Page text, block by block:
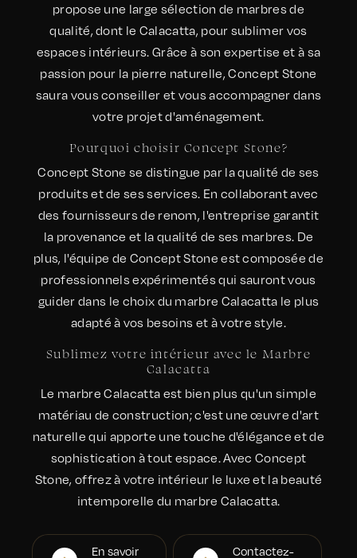
propose une large sélection de marbres de
qualité, dont le Calacatta, pour sublimer vos
espaces intérieurs. Grâce à son expertise et à sa
passion pour la pierre naturelle, Concept Stone
saura vous conseiller et vous accompagner dans
votre projet d'aménagement.
Pourquoi choisir Concept Stone?
Concept Stone se distingue par la qualité de ses
produits et de ses services. En collaborant avec
des fournisseurs de renom, l'entreprise garantit
la provenance et la qualité de ses marbres. De
plus, l'équipe de Concept Stone est composée de
professionnels expérimentés qui sauront vous
guider dans le choix du marbre Calacatta le plus
adapté à vos besoins et à votre style.
Sublimez votre intérieur avec le Marbre
Calacatta
Le marbre Calacatta est bien plus qu'un simple
matériau de construction; c'est une œuvre d'art
naturelle qui apporte une touche d'élégance et de
sophistication à tout espace. Avec Concept
Stone, offrez à votre intérieur le luxe et la beauté
intemporelle du marbre Calacatta.
En savoir Contactez-